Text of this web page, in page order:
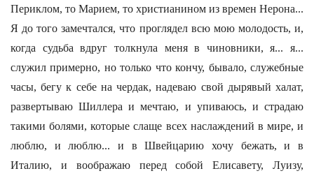
Периклом, то Марием, то христианином из времен Нерона...
Я до того замечтался, что проглядел всю мою молодость, и,
когда судьба вдруг толкнула меня в чиновники, я... я...
служил примерно, но только что кончу, бывало, служебные
часы, бегу к себе на чердак, надеваю свой дырявый халат,
развертываю Шиллера и мечтаю, и упиваюсь, и страдаю
такими болями, которые слаще всех наслаждений в мире, и
люблю, и люблю... и в Швейцарию хочу бежать, и в
Италию, и воображаю перед собой Елисавету, Луизу,